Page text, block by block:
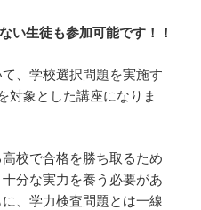
い生徒も参加可能です！！
、学校選択問題を実施す
対象とした講座になりま
校で合格を勝ち取るため
分な実力を養う必要があ
、学力検査問題とは一線